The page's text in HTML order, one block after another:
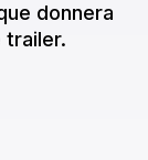
donnera
trailer.